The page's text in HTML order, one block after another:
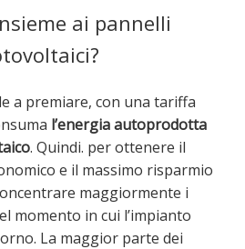
ai pannelli
a premiare, con una tariffa
l’energia autoprodotta
. Quindi. per ottenere il
e il massimo risparmio
maggiormente i
momento in cui l’impianto
La maggior parte dei